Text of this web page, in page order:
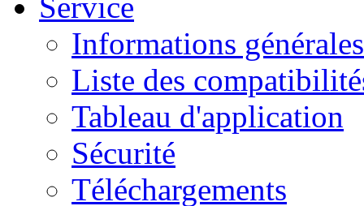
Informations
Liste des
Tableau d'application
Sécurité
Téléchargements